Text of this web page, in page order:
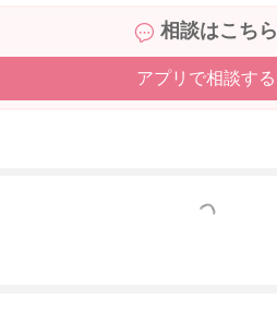
相談はこちら
アプリで相談する
もっと見る